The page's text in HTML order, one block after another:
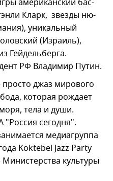
американский бас-
Кларк, звезды ню-
уникальный
(Израиль),
Гейдельберга.
РФ Владимир Путин.
джаз мирового
которая рождает
тела и души.
сегодня".
медиагруппа
Koktebel Jazz Party
культуры